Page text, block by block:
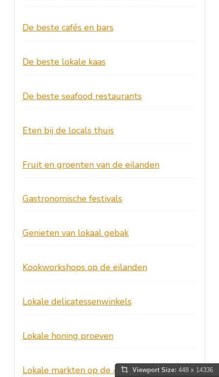
De beste cafés en bars
De beste lokale kaas
De beste seafood restaurants
Eten bij de locals thuis
Fruit en groenten van de eilanden
Gastronomische festivals
Genieten van lokaal gebak
Kookworkshops op de eilanden
Lokale delicatessenwinkels
Lokale honing proeven
Lokale markten op de AzorenViewport Size: 448 x 14336